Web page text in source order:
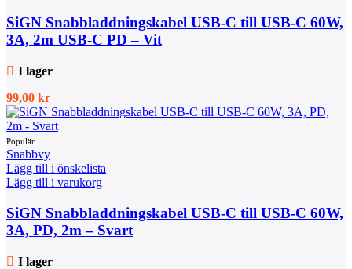
SiGN Snabbladdningskabel USB-C till USB-C 60W,
3A, 2m USB-C PD – Vit
I lager
99,00 kr
Snabbvy
Lägg till i önskelista
Lägg till i varukorg
SiGN Snabbladdningskabel USB-C till USB-C 60W,
3A, PD, 2m – Svart
I lager